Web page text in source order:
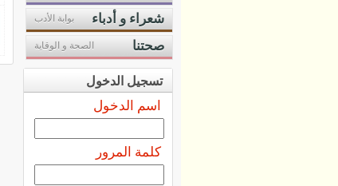
شعراء و أدباء بوابة الأدب
صحتنا الصحة و الوقاية
تسجيل الدخول
اسم الدخول
كلمة المرور